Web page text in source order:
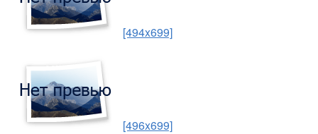
[494x699]
[496x699]